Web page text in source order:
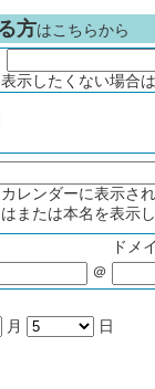
方はこちらから
したくない場合
レンダーに表示
または本名を表示
ドメ
＠
月 日